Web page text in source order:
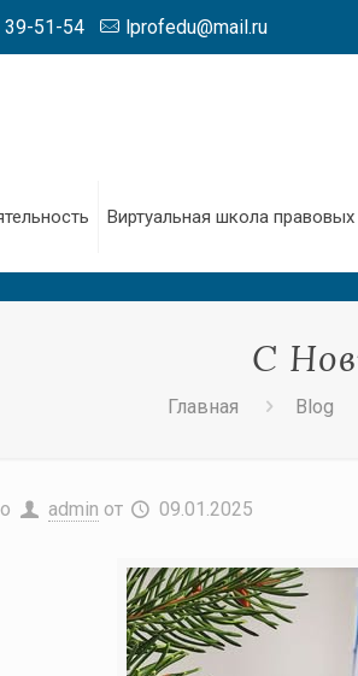
39-51-54 lprofedu@mail.ru
Виртуальная школа правовых
С
Главная Blog
admin от 09.01.2025